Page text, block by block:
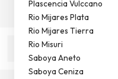
Plascencia Vulccano
Rio Mijares Plata
Rio Mijares Tierra
Rio Misuri
Saboya Aneto
Saboya Ceniza